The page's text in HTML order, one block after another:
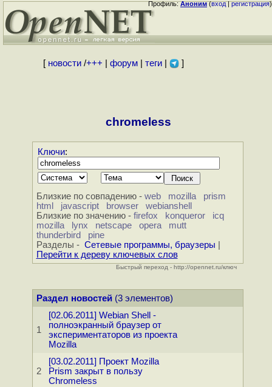
Профиль:Аноним(вход|регистрация)
[ новости/+++ форум| теги| ]
chromeless
Ключи:
Близкие по совпадению - web mozilla
prism
html
javascript browser
webianshell
Близкие по значению - firefox konqueror
icq
mozilla
lynx netscape opera
mutt
thunderbird
pine
Разделы - Сетевые программы, браузеры
Перейти к дереву ключевых слов
Быстрый переход - http://opennet.ru/ключ
Раздел новостей(3 элементов)
1
[02.06.2011] Webian Shell -
полноэкранный браузер от
экспериментаторов из проекта
Mozilla
2
[03.02.2011] Проект Mozilla
Prism закрыт в пользу
Chromeless